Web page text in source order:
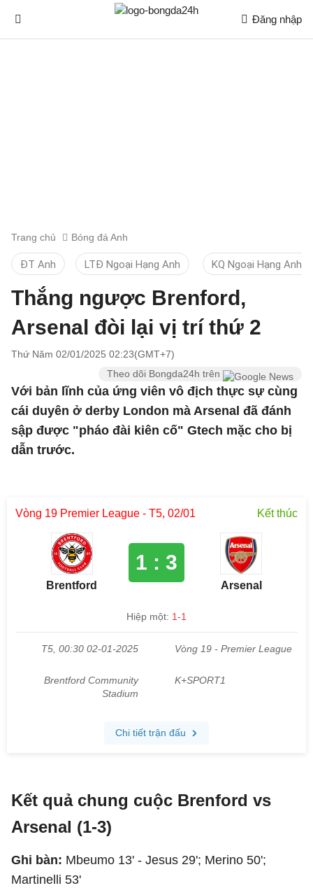
Đăng nhập
Trang chủ Bóng đá Anh
ĐT Anh LTĐ Ngoại Hạng Anh KQ Ngoại Hạng Anh
Thắng ngược Brenford,
Arsenal đòi lại vị trí thứ 2
Thứ Năm 02/01/2025 02:23(GMT+7)
Theo dõi Bongda24h trên
Với bản lĩnh của ứng viên vô địch thực sự cùng
cái duyên ở derby London mà Arsenal đã đánh
sập được "pháo đài kiên cố" Gtech mặc cho bị
dẫn trước.
Kết quả chung cuộc Brenford vs
Arsenal (1-3)
Ghi bàn: Mbeumo 13' - Jesus 29'; Merino 50';
Martinelli 53'